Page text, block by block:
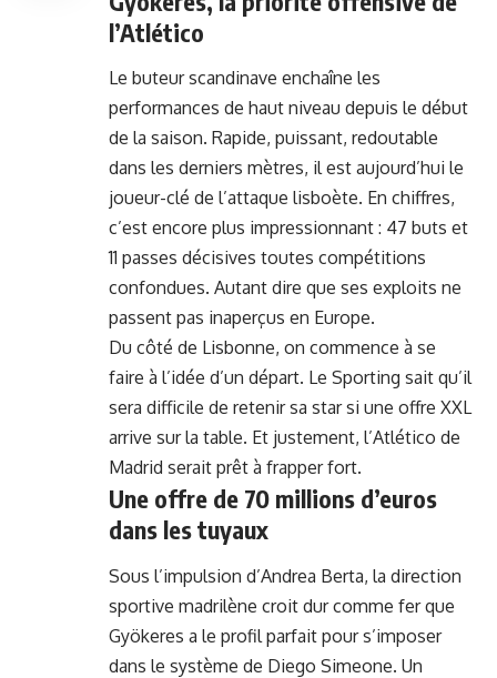
l’Atlético
Le buteur scandinave enchaîne les
performances de haut niveau depuis le début
de la saison. Rapide, puissant, redoutable
dans les derniers mètres, il est aujourd’hui le
joueur-clé de l’attaque lisboète. En chiffres,
c’est encore plus impressionnant : 47 buts et
11 passes décisives toutes compétitions
confondues. Autant dire que ses exploits ne
passent pas inaperçus en Europe.
Du côté de Lisbonne, on commence à se
faire à l’idée d’un départ. Le Sporting sait qu’il
sera difficile de retenir sa star si une offre XXL
arrive sur la table. Et justement, l’Atlético de
Madrid serait prêt à frapper fort.
Une offre de 70 millions d’euros
dans les tuyaux
Sous l’impulsion d’Andrea Berta, la direction
sportive madrilène croit dur comme fer que
Gyökeres a le profil parfait pour s’imposer
dans le système de Diego Simeone. Un